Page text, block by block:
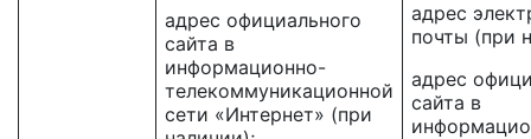
адрес официального
сайта в
информационно-
телекоммуникационной
сети «Интернет» (при
адрес
почты (при
адрес
сайта в